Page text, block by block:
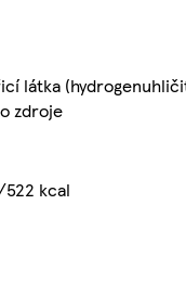
látka
zdroje
kcal